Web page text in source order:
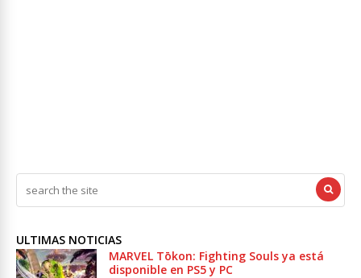
ULTIMAS NOTICIAS
MARVEL Tōkon: Fighting Souls ya está
disponible en PS5 y PC